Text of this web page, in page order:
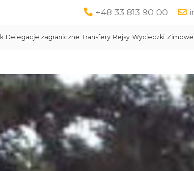
+48 33 813 90 00
Delegacje zagraniczne Transfery Rejsy Wycieczki